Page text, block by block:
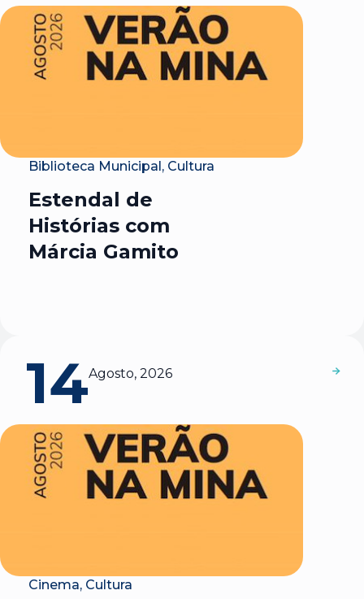
Biblioteca Municipal, Cultura
Estendal de
Histórias com
Márcia Gamito
14Agosto, 2026
Cinema, Cultura